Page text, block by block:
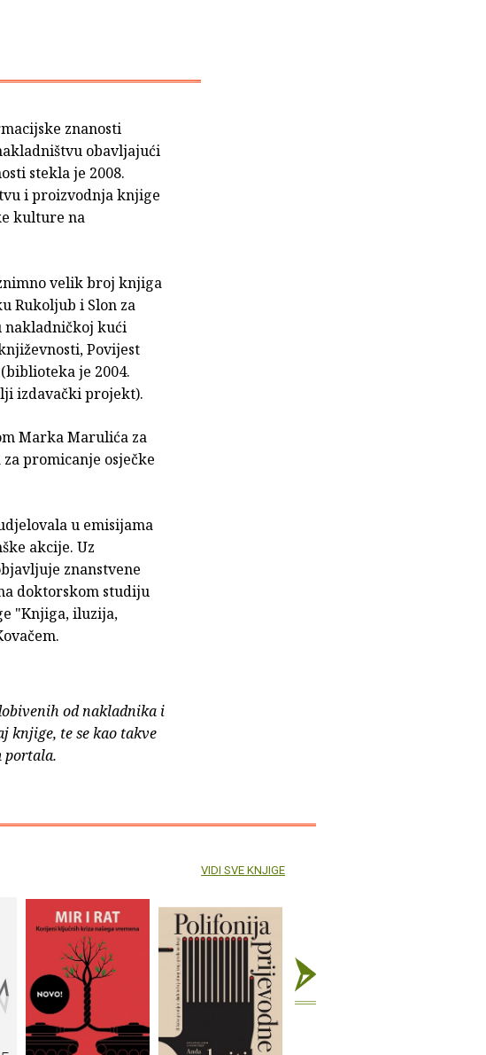
znanosti
obavljajući
stekla je 2008.
i proizvodnja knjige
kulture na
velik broj knjiga
Rukoljub i Slon za
nakladničkoj kući
Povijest
je 2004.
izdavački projekt).
Marka Marulića za
promicanje osječke
u emisijama
akcije. Uz
znanstvene
doktorskom studiju
"Knjiga, iluzija,
od nakladnika i
knjige, te se kao takve
portala.
VIDI SVE KNJIGE